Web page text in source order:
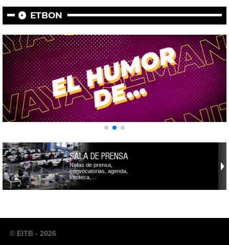
ETBON
SALA DE PRENSA
Notas de prensa,
convocatorias, agenda,
fototeca,…
© EITB - 2026